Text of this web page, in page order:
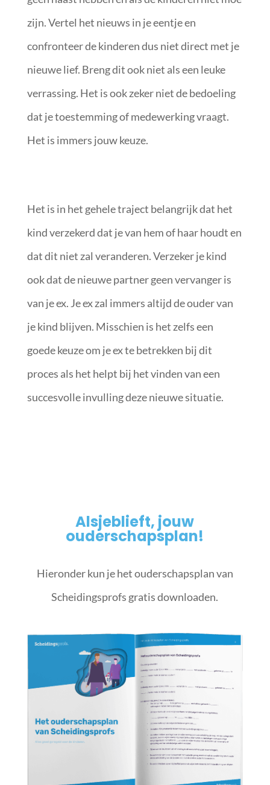
zijn. Vertel het nieuws in je eentje en
confronteer de kinderen dus niet direct met je
nieuwe lief. Breng dit ook niet als een leuke
verrassing. Het is ook zeker niet de bedoeling
dat je toestemming of medewerking vraagt.
Het is immers jouw keuze.
Het is in het gehele traject belangrijk dat het
kind verzekerd dat je van hem of haar houdt en
dat dit niet zal veranderen. Verzeker je kind
ook dat de nieuwe partner geen vervanger is
van je ex. Je ex zal immers altijd de ouder van
je kind blijven. Misschien is het zelfs een
goede keuze om je ex te betrekken bij dit
proces als het helpt bij het vinden van een
succesvolle invulling deze nieuwe situatie.
Alsjeblieft, jouw
ouderschapsplan!
Hieronder kun je het ouderschapsplan van
Scheidingsprofs gratis downloaden.